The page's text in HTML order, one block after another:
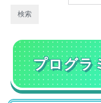
プログラ